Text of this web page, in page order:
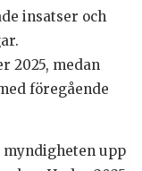
insatser och
2025, medan
föregående
upp